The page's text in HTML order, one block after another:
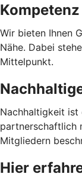
Wir bieten Ihnen
Nähe. Dabei
Mittelpunkt.
Nachhaltigkeit ist
partnerschaftlich
Mitgliedern
Hier